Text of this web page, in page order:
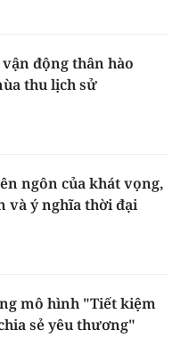
vận động thân hào
thu lịch sử
ngôn của khát vọng,
và ý nghĩa thời đại
mô hình "Tiết kiệm
sẻ yêu thương"